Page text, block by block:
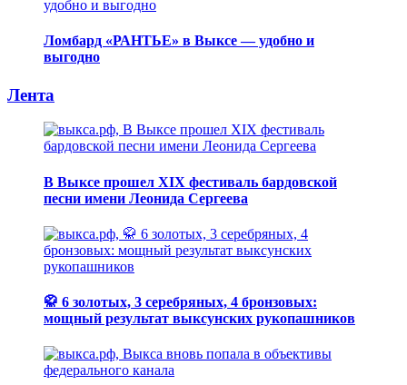
Ломбард «РАНТЬЕ» в Выксе — удобно и
выгодно
Лента
В Выксе прошел XIX фестиваль бардовской
песни имени Леонида Сергеева
🥋 6 золотых, 3 серебряных, 4 бронзовых:
мощный результат выксунских рукопашников